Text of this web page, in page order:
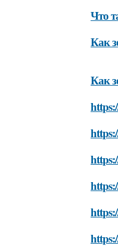
Что
Как
Как